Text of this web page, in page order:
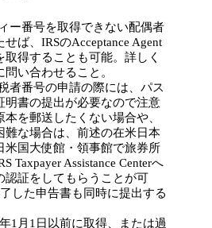
ー番号を取得できない配偶者
ば、IRSのAcceptance Agent
得することも可能。詳しく
い合わせること。
者番号の申請の際には、パス
明書の提出が必要なので注意
を郵送したくない場合や、
難な場合は、前述の在米日本
米国大使館・領事館で旅券所
Taxpayer Assistance Centerへ
認証をしてもらうことが可
した申告書も同時に提出する
1月1日以前に取得、または過